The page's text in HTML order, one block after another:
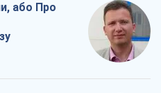
або Про